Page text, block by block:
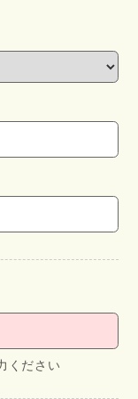
ください